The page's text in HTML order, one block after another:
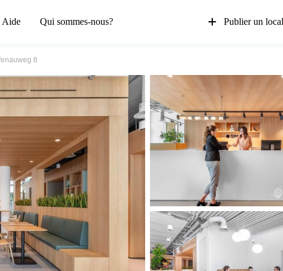
Aide Qui sommes-nous? Publier un
8